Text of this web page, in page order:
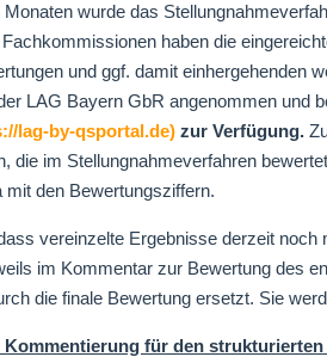
Monaten wurde das
haben die
und ggf. damit einhergehenden
LAG Bayern GbR angenommen und
lag-by-qsportal.de) zur Verfügung.
die im Stellungnahmeverfahren
den Bewertungsziffern.
vereinzelte Ergebnisse derzeit
im Kommentar zur Bewertung des
die finale Bewertung ersetzt. Sie
für den